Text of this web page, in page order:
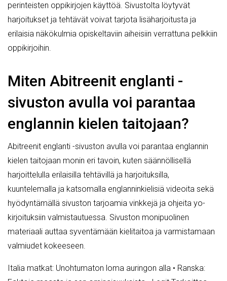
perinteisten oppikirjojen käyttöä. Sivustolta löytyvät
harjoitukset ja tehtävät voivat tarjota lisäharjoitusta ja
erilaisia näkökulmia opiskeltaviin aiheisiin verrattuna pelkkiin
oppikirjoihin.
Miten Abitreenit englanti -
sivuston avulla voi parantaa
englannin kielen taitojaan?
Abitreenit englanti -sivuston avulla voi parantaa englannin
kielen taitojaan monin eri tavoin, kuten säännöllisellä
harjoittelulla erilaisilla tehtävillä ja harjoituksilla,
kuuntelemalla ja katsomalla englanninkielisiä videoita sekä
hyödyntämällä sivuston tarjoamia vinkkejä ja ohjeita yo-
kirjoituksiin valmistautuessa. Sivuston monipuolinen
materiaali auttaa syventämään kielitaitoa ja varmistamaan
valmiudet kokeeseen.
Italia matkat: Unohtumaton loma auringon alla • Ranska: